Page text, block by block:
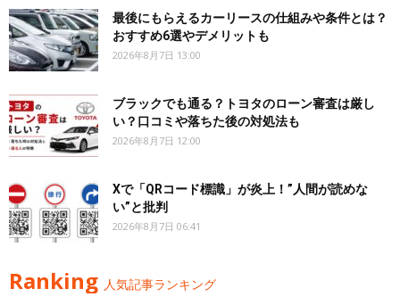
最後にもらえるカーリースの仕組みや条件とは？
おすすめ6選やデメリットも
2026年8月7日 13:00
ブラックでも通る？トヨタのローン審査は厳し
い？口コミや落ちた後の対処法も
2026年8月7日 12:00
Xで「QRコード標識」が炎上！”人間が読めな
い”と批判
2026年8月7日 06:41
Ranking 人気記事ランキング